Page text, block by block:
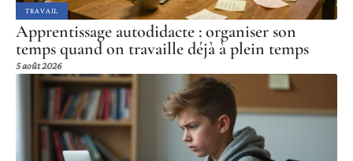
TRAVAIL
Apprentissage autodidacte : organiser son
temps quand on travaille déjà à plein temps
5 août 2026